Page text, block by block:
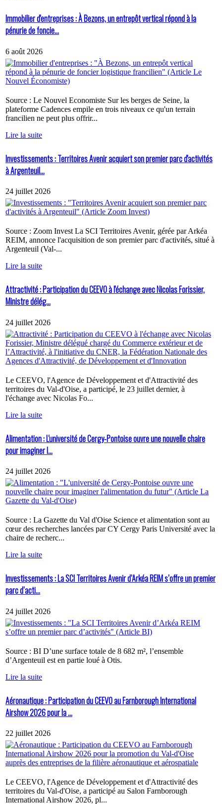
Immobilier d'entreprises : À Bezons, un entrepôt vertical répond à la
pénurie de foncie...
6 août 2026
Source : Le Nouvel Economiste Sur les berges de Seine, la
plateforme Cadences empile en trois niveaux ce qu'un terrain
francilien ne peut plus offrir...
Lire la suite
Investissements : Territoires Avenir acquiert son premier parc d'activités
à Argenteuil...
24 juillet 2026
Source : Zoom Invest La SCI Territoires Avenir, gérée par Arkéa
REIM, annonce l'acquisition de son premier parc d'activités, situé à
Argenteuil (Val-...
Lire la suite
Attractivité : Participation du CEEVO à l'échange avec Nicolas Forissier,
Ministre délég...
24 juillet 2026
Le CEEVO, l'Agence de Développement et d'Attractivité des
territoires du Val-d'Oise, a participé, le 23 juillet dernier, à
l'échange avec Nicolas Fo...
Lire la suite
Alimentation : L'université de Cergy-Pontoise ouvre une nouvelle chaire
pour imaginer l...
24 juillet 2026
Source : La Gazette du Val d'Oise Science et alimentation sont au
cœur des recherches lancées par CY Cergy Paris Université avec la
chaire de recherc...
Lire la suite
Investissements : La SCI Territoires Avenir d’Arkéa REIM s’offre un premier
parc d’acti...
24 juillet 2026
Source : BI D’une surface totale de 8 682 m², l’ensemble
d’Argenteuil est en partie loué à Otis.
Lire la suite
Aéronautique : Participation du CEEVO au Farnborough International
Airshow 2026 pour la ...
22 juillet 2026
Le CEEVO, l'Agence de Développement et d'Attractivité des
territoires du Val-d'Oise, a participé au Salon Farnborough
International Airshow 2026, pl...